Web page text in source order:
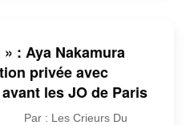
: Aya Nakamura
privée avec
les JO de Paris
Par : Les Crieurs Du